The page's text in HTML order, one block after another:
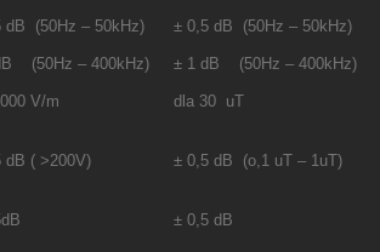
dB (50Hz – 50kHz)
(50Hz – 400kHz)
V/m
± 0,5 dB (50Hz – 50kHz)
± 1 dB (50Hz – 400kHz)
dla 30 uT
dB ( >200V) ± 0,5 dB (o,1 uT – 1uT)
± 0,5 dB